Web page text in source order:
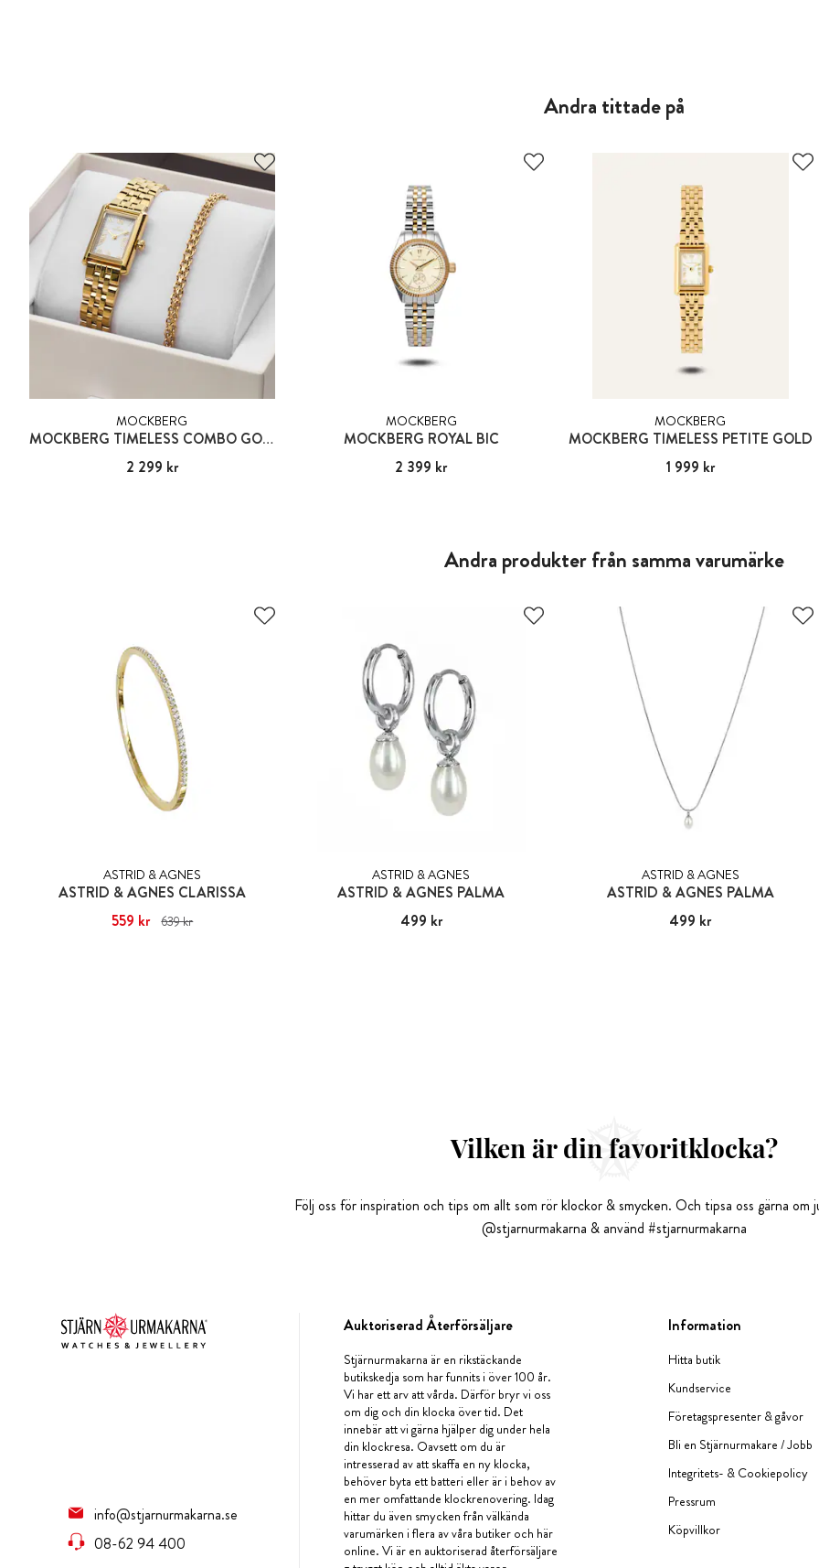
Andra tittade på
MOCKBERG
MOCKBERG TIMELESS COMBO GOLD
Pris :2 299 kr
2 299 kr
MOCKBERG
MOCKBERG ROYAL BIC
Pris :2 399 kr
2 399 kr
MOCKBERG
MOCKBERG TIMELESS PETITE GOLD
Pris :1 999 kr
1 999 kr
Andra produkter från samma varumärke
ASTRID & AGNES
ASTRID & AGNES CLARISSA
Nuvarande pris :559 krTidigare pris
559 kr 639 kr
ASTRID & AGNES
ASTRID & AGNES PALMA
Pris:499 kr
499 kr
ASTRID & AGNES
ASTRID & AGNES PALMA
Pris:499 kr
499 kr
Vilken är din favoritklocka?
Följ oss för inspiration och tips om allt som rör klockor & smycken. Och tipsa oss gärna om
@stjarnurmakarna & använd #stjarnurmakarna
info@stjarnurmakarna.se
08-62 94 400
Auktoriserad Återförsäljare
Stjärnurmakarna är en rikstäckande
butikskedja som har funnits i över 100 år.
Vi har ett arv att vårda. Därför bryr vi oss
om dig och din klocka över tid. Det
innebär att vi gärna hjälper dig under hela
din klockresa. Oavsett om du är
intresserad av att skaffa en ny klocka,
behöver byta ett batteri eller är i behov av
en mer omfattande klockrenovering. Idag
hittar du även smycken från välkända
varumärken i flera av våra butiker och här
online. Vi är en auktoriserad återförsäljare
Information
Hitta butik
Kundservice
Företagspresenter & gåvor
Bli en Stjärnurmakare / Jobb
Integritets- & Cookiepolicy
Pressrum
Köpvillkor